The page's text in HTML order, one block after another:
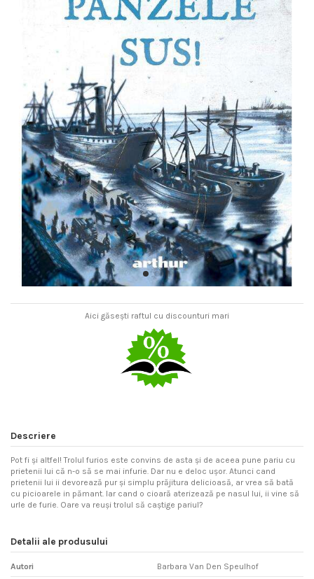
Aici găsești raftul cu discounturi mari
Descriere
Pot fi şi altfel! Trolul furios este convins de asta şi de aceea pune pariu cu
prietenii lui că n-o să se mai infurie. Dar nu e deloc uşor. Atunci cand
prietenii lui ii devorează pur şi simplu prăjitura delicioasă, ar vrea să bată
cu picioarele in pămant. Iar cand o cioară aterizează pe nasul lui, ii vine să
urle de furie. Oare va reuşi trolul să caştige pariul?
Detalii ale produsului
Autori Barbara Van Den Speulhof